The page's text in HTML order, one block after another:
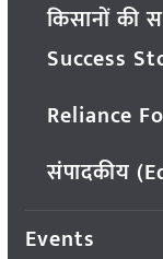
किसानों की
Success
Reliance
संपादकीय
Events